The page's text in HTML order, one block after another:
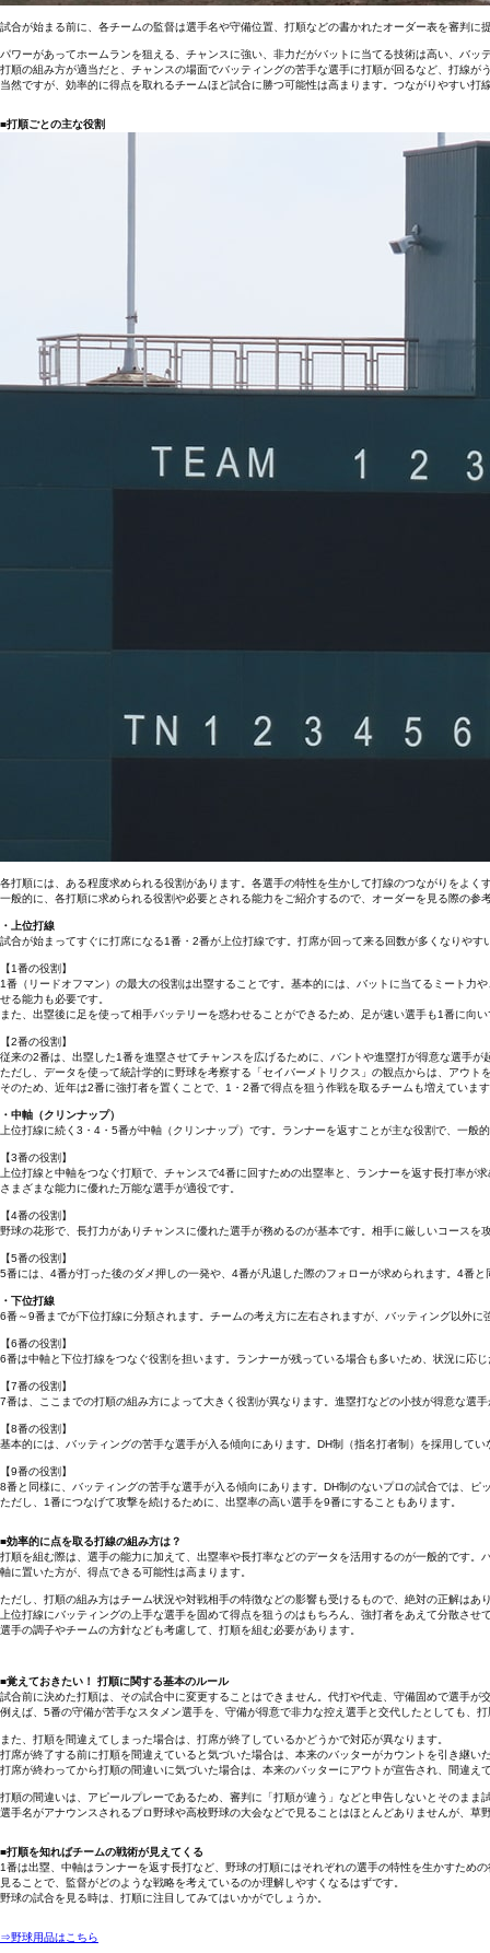
試合が始まる前に、各チームの監督は選手名や守備位置、打順などの書かれたオーダー表を審判
パワーがあってホームランを狙える、チャンスに強い、非力だがバットに当てる技術は高い、バ
打順の組み方が適当だと、チャンスの場面でバッティングの苦手な選手に打順が回るなど、打線
当然ですが、効率的に得点を取れるチームほど試合に勝つ可能性は高まります。つながりやすい
■打順ごとの主な役割
各打順には、ある程度求められる役割があります。各選手の特性を生かして打線のつながりをよく
一般的に、各打順に求められる役割や必要とされる能力をご紹介するので、オーダーを見る際の参
・上位打線
試合が始まってすぐに打席になる1番・2番が上位打線です。打席が回って来る回数が多くなりや
【1番の役割】
1番（リードオフマン）の最大の役割は出塁することです。基本的には、バットに当てるミート
せる能力も必要です。
また、出塁後に足を使って相手バッテリーを惑わせることができるため、足が速い選手も1番に向
【2番の役割】
従来の2番は、出塁した1番を進塁させてチャンスを広げるために、バントや進塁打が得意な選手が
ただし、データを使って統計学的に野球を考察する「セイバーメトリクス」の観点からは、アウ
そのため、近年は2番に強打者を置くことで、1・2番で得点を狙う作戦を取るチームも増えていま
・中軸（クリンナップ）
上位打線に続く3・4・5番が中軸（クリンナップ）です。ランナーを返すことが主な役割で、一般
【3番の役割】
上位打線と中軸をつなぐ打順で、チャンスで4番に回すための出塁率と、ランナーを返す長打率が
さまざまな能力に優れた万能な選手が適役です。
【4番の役割】
野球の花形で、長打力がありチャンスに優れた選手が務めるのが基本です。相手に厳しいコース
【5番の役割】
5番には、4番が打った後のダメ押しの一発や、4番が凡退した際のフォローが求められます。4番
・下位打線
6番～9番までが下位打線に分類されます。チームの考え方に左右されますが、バッティング以外に
【6番の役割】
6番は中軸と下位打線をつなぐ役割を担います。ランナーが残っている場合も多いため、状況に応
【7番の役割】
7番は、ここまでの打順の組み方によって大きく役割が異なります。進塁打などの小技が得意な選
【8番の役割】
基本的には、バッティングの苦手な選手が入る傾向にあります。DH制（指名打者制）を採用して
【9番の役割】
8番と同様に、バッティングの苦手な選手が入る傾向にあります。DH制のないプロの試合では、ピ
ただし、1番につなげて攻撃を続けるために、出塁率の高い選手を9番にすることもあります。
■効率的に点を取る打線の組み方は？
打順を組む際は、選手の能力に加えて、出塁率や長打率などのデータを活用するのが一般的です
軸に置いた方が、得点できる可能性は高まります。
ただし、打順の組み方はチーム状況や対戦相手の特徴などの影響も受けるもので、絶対の正解はあ
上位打線にバッティングの上手な選手を固めて得点を狙うのはもちろん、強打者をあえて分散さ
選手の調子やチームの方針なども考慮して、打順を組む必要があります。
■覚えておきたい！ 打順に関する基本のルール
試合前に決めた打順は、その試合中に変更することはできません。代打や代走、守備固めで選手が
例えば、5番の守備が苦手なスタメン選手を、守備が得意で非力な控え選手と交代したとしても、
また、打順を間違えてしまった場合は、打席が終了しているかどうかで対応が異なります。
打席が終了する前に打順を間違えていると気づいた場合は、本来のバッターがカウントを引き継い
打席が終わってから打順の間違いに気づいた場合は、本来のバッターにアウトが宣告され、間違え
打順の間違いは、アピールプレーであるため、審判に「打順が違う」などと申告しないとそのまま
選手名がアナウンスされるプロ野球や高校野球の大会などで見ることはほとんどありませんが、草
■打順を知ればチームの戦術が見えてくる
1番は出塁、中軸はランナーを返す長打など、野球の打順にはそれぞれの選手の特性を生かすた
見ることで、監督がどのような戦略を考えているのか理解しやすくなるはずです。
野球の試合を見る時は、打順に注目してみてはいかがでしょうか。
⇒野球用品はこちら